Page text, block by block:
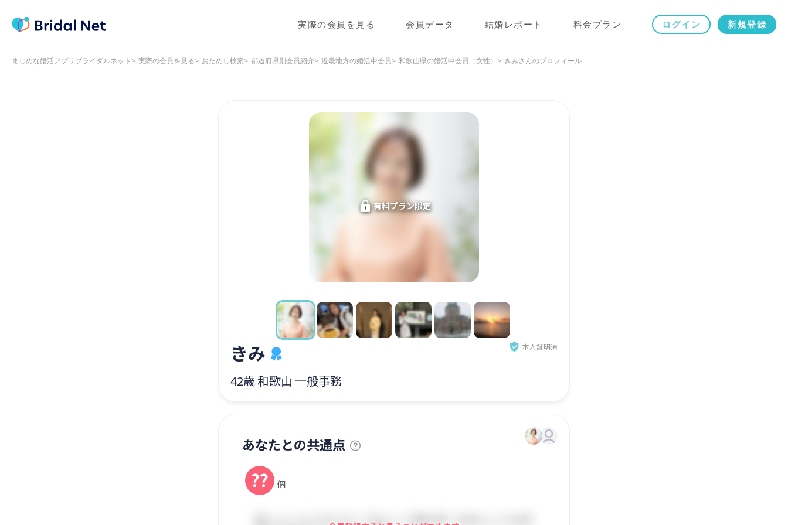
実際の会員を見る 会員データ 結婚レポート 料金プラン ログイン 新規登録
まじめな婚活アプリブライダルネット 実際の会員を見る おためし検索 都道府県別会員紹介 近畿地方の婚活中会員 和歌山県の婚活中会員（女性） きみさんのプロフィール
有料プラン限定
きみ 本人証明済
42歳 和歌山 一般事務
あなたとの共通点
?? 個